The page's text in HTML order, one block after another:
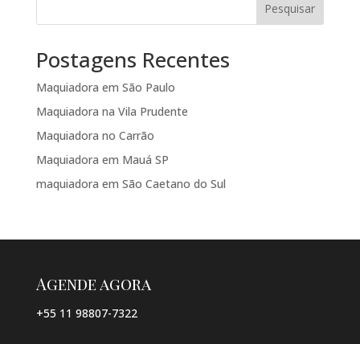
Pesquisar
Postagens Recentes
Maquiadora em São Paulo
Maquiadora na Vila Prudente
Maquiadora no Carrão
Maquiadora em Mauá SP
maquiadora em São Caetano do Sul
Agende agora
+55 11 98807-7322